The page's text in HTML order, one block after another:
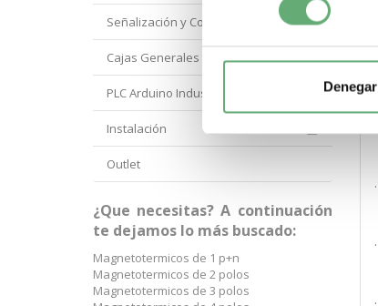
Denegar
.
.
.
.
Señalización y Control Orbis
Cajas Generales Proteccion
PLC Arduino Industrial
Instalación
Outlet
¿Que necesitas? A continuación
te dejamos lo más buscado:
Magnetotermicos de 1 p+n
Magnetotermicos de 2 polos
Magnetotermicos de 3 polos